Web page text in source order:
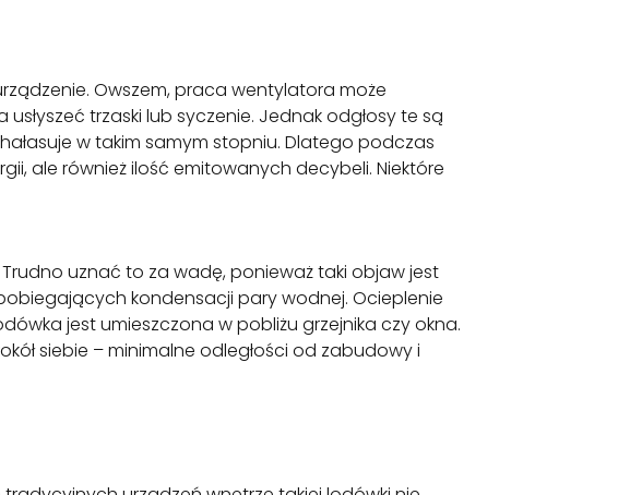
Owszem, praca wentylatora może
trzaski lub syczenie. Jednak odgłosy te są
w takim samym stopniu. Dlatego podczas
ale również ilość emitowanych decybeli. Niektóre
uznać to za wadę, ponieważ taki objaw jest
kondensacji pary wodnej. Ocieplenie
jest umieszczona w pobliżu grzejnika czy okna.
siebie – minimalne odległości od zabudowy i